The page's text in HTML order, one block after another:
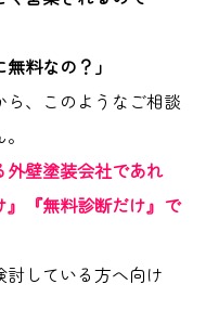
料なの？」
、このようなご相談
外壁塗装会社であれ
『無料診断だけ』で
している方へ向け